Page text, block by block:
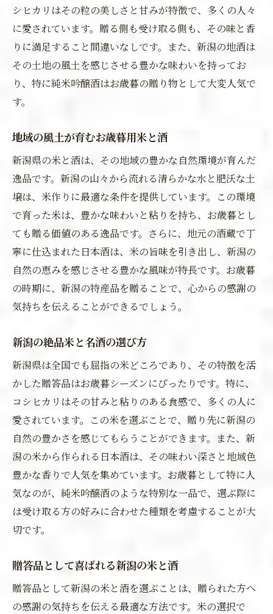
シヒカリはその粒の美しさと甘みが特徴で、多くの人々
に愛されています。贈る側も受け取る側も、その味と香
りに満足すること間違いなしです。また、新潟の地酒は
その土地の風土を感じさせる豊かな味わいを持ってお
り、特に純米吟醸酒はお歳暮の贈り物として大変人気で
す。
地域の風土が育むお歳暮用米と酒
新潟県の米と酒は、その地域の豊かな自然環境が育んだ
逸品です。新潟の山々から流れる清らかな水と肥沃な土
壌は、米作りに最適な条件を提供しています。この環境
で育った米は、豊かな味わいと粘りを持ち、お歳暮とし
ても贈る価値のある逸品です。さらに、地元の酒蔵で丁
寧に仕込まれた日本酒は、米の旨味を引き出し、新潟の
自然の恵みを感じさせる豊かな風味が特長です。お歳暮
の時期に、新潟の特産品を贈ることで、心からの感謝の
気持ちを伝えることができるでしょう。
新潟の絶品米と名酒の選び方
新潟県は全国でも屈指の米どころであり、その特徴を活
かした贈答品はお歳暮シーズンにぴったりです。特に、
コシヒカリはその甘みと粘りのある食感で、多くの人に
愛されています。この米を選ぶことで、贈り先に新潟の
自然の豊かさを感じてもらうことができます。また、新
潟の米から作られる日本酒は、その味わい深さと地域色
豊かな香りで人気を集めています。お歳暮として特に人
気なのが、純米吟醸酒のような特別な一品で、選ぶ際に
は受け取る方の好みに合わせた種類を考慮することが大
切です。
贈答品として喜ばれる新潟の米と酒
贈答品として新潟の米と酒を選ぶことは、贈られた方へ
の感謝の気持ちを伝える最適な方法です。米の選択で